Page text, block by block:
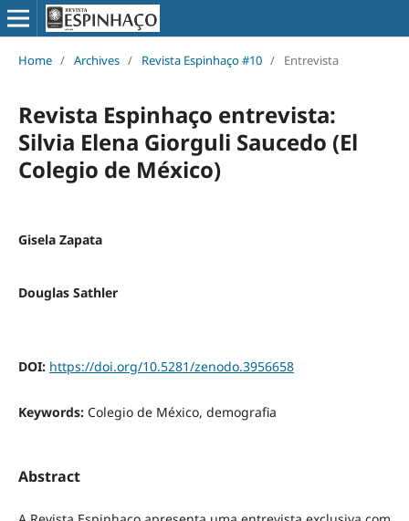
Home / Archives / Revista Espinhaço #10 / Entrevista
Revista Espinhaço entrevista:
Silvia Elena Giorguli Saucedo (El
Colegio de México)
Gisela Zapata
Douglas Sathler
DOI: https://doi.org/10.5281/zenodo.3956658
Keywords: Colegio de México, demografia
Abstract